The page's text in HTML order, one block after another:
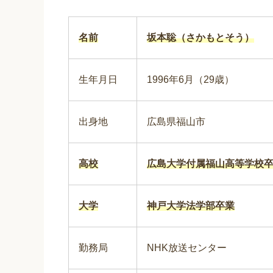
名前 坂本聡（さかもとそう）
生年月日 1996年6月（29歳）
出身地 広島県福山市
高校 広島大学付属福山高等学校
大学 神戸大学法学部卒業
勤務局 NHK放送センター